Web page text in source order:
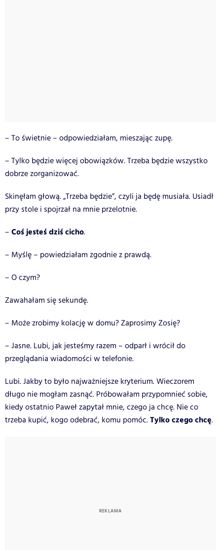
– To świetnie – odpowiedziałam, mieszając zupę.
– Tylko będzie więcej obowiązków. Trzeba będzie wszystko
dobrze zorganizować.
Skinęłam głową. „Trzeba będzie”, czyli ja będę musiała. Usiadł
przy stole i spojrzał na mnie przelotnie.
– Coś jesteś dziś cicho.
– Myślę – powiedziałam zgodnie z prawdą.
– O czym?
Zawahałam się sekundę.
– Może zrobimy kolację w domu? Zaprosimy Zosię?
– Jasne. Lubi, jak jesteśmy razem – odparł i wrócił do
przeglądania wiadomości w telefonie.
Lubi. Jakby to było najważniejsze kryterium. Wieczorem
długo nie mogłam zasnąć. Próbowałam przypomnieć sobie,
kiedy ostatnio Paweł zapytał mnie, czego ja chcę. Nie co
trzeba kupić, kogo odebrać, komu pomóc.Tylko czego chcę.